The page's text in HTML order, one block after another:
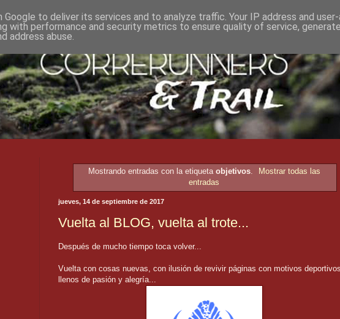
Mostrando entradas con la etiqueta objetivos.
Mostrar todas las
entradas
jueves, 14 de septiembre de 2017
Vuelta al BLOG, vuelta al trote...
Después de mucho tiempo toca volver...
Vuelta con cosas nuevas, con ilusión de revivir páginas con motivos deportivos
llenos de pasión y alegría...
to deliver its services and to analyze traffic. Your IP address and
with performance and security metrics to ensure quality of service,
address abuse.